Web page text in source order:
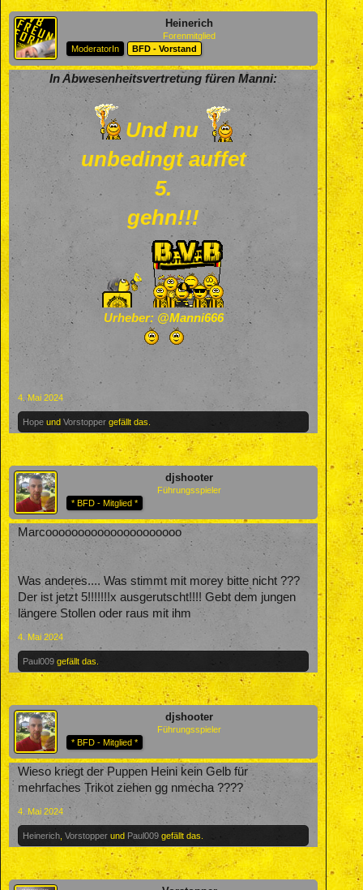
Heinerich
Forenmitglied
ModeratorIn
BFD - Vorstand
In Abwesenheitsvertretung füren Manni:
Und nu
unbedingt auffet
5.
gehn!!!
Urheber: @Manni666
4. Mai 2024
Hope und Vorstopper gefällt das.
djshooter
Führungsspieler
* BFD - Mitglied *
Marcooooooooooooooooooooo
Was anderes.... Was stimmt mit morey bitte nicht ???
Der ist jetzt 5!!!!!!!x ausgerutscht!!!! Gebt dem jungen
längere Stollen oder raus mit ihm
4. Mai 2024
Paul009 gefällt das.
djshooter
Führungsspieler
* BFD - Mitglied *
Wieso kriegt der Puppen Heini kein Gelb für
mehrfaches Trikot ziehen gg nmecha ????
4. Mai 2024
Heinerich Vorstopper und Paul009 gefällt das.